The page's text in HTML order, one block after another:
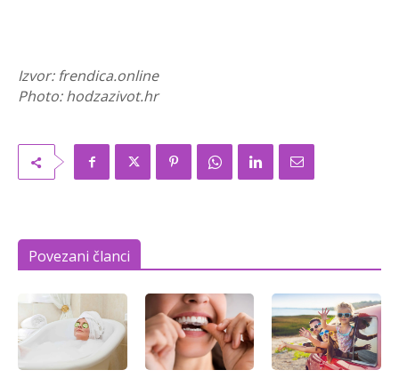
Izvor: frendica.online
Photo: hodzazivot.hr
Povezani članci